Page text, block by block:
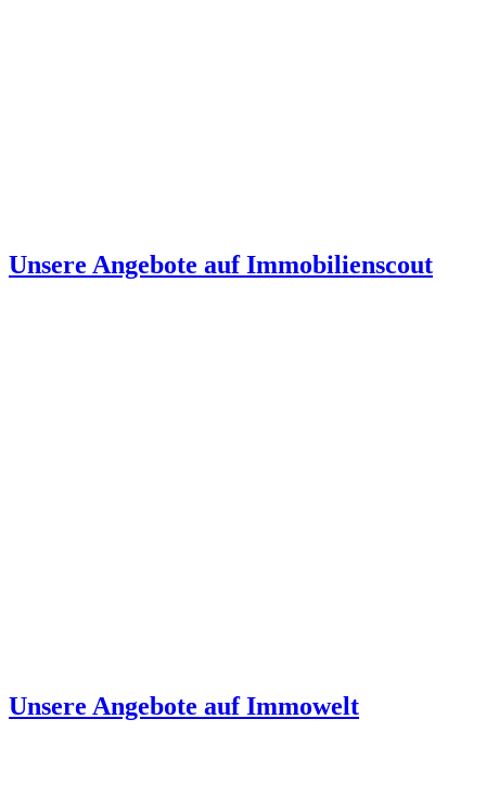
Unsere Angebote auf Immobilienscout
Unsere Angebote auf Immowelt